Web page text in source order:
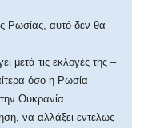
Ρωσίας, αυτό δεν θα
μετά τις εκλογές της –
όσο η Ρωσία
Ουκρανία.
να αλλάξει εντελώς